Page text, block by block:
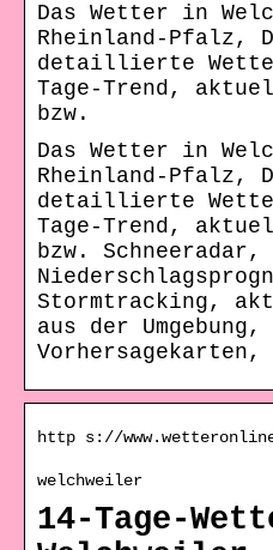
Das Wetter in
Rheinland-Pfalz,
detaillierte
Tage-Trend,
bzw.
Das Wetter in
Rheinland-Pfalz,
detaillierte
Tage-Trend,
bzw. Schneeradar,
Stormtracking,
aus der
Vorhersagekarten,
http s://
welchweiler
14-Tage-